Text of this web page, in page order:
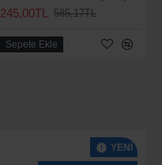
245,00TL 585,17TL
Sepete Ekle
YENI